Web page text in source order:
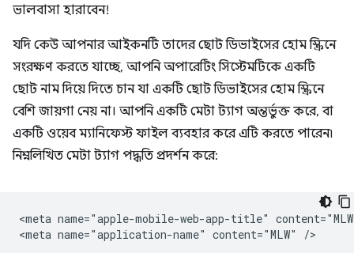
ভালবাসা হারাবেন!
যদি কেউ আপনার আইকনটি তাদের ছোট ডিভাইসের হোম স্ক্রিনে
সংরক্ষণ করতে যাচ্ছে, আপনি অপারেটিং সিস্টেমটিকে একটি
ছোট নাম দিয়ে দিতে চান যা একটি ছোট ডিভাইসের হোম স্ক্রিনে
বেশি জায়গা নেয় না। আপনি একটি মেটা ট্যাগ অন্তর্ভুক্ত করে, বা
একটি ওয়েব ম্যানিফেস্ট ফাইল ব্যবহার করে এটি করতে পারেন৷
নিম্নলিখিত মেটা ট্যাগ পদ্ধতি প্রদর্শন করে:
<meta name="apple-mobile-web-app-title"